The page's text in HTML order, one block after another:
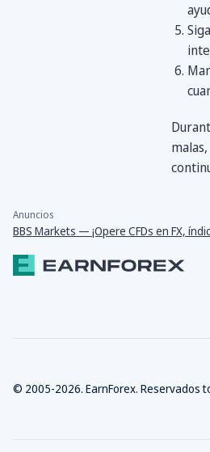
Anuncios
BBS Markets — ¡Opere CFDs en FX,
© 2005-2026. EarnForex. Reservados